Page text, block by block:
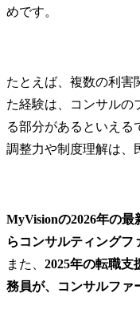
いただきま
プロジェク
顧客折衝
スケジュー
品質管理
をしていた
経営課題ヒ
提案資料作
クロージング
めです。
たとえば、複数の利害
た経験は、コンサルの
る部分があるといえる
調整力や制度理解は、
MyVisionの2026年の
らコンサルティングフ
また、 2025年の転職支
務員が、コンサルファ